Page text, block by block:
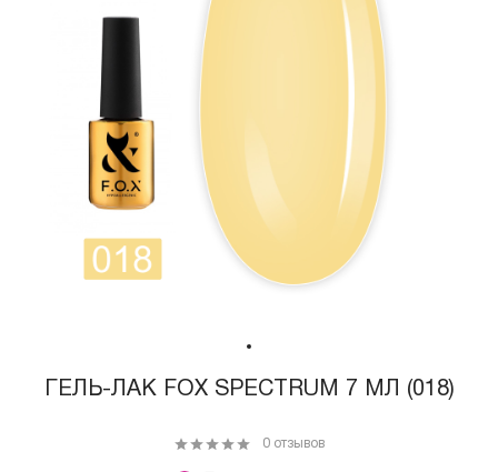
ГЕЛЬ-ЛАК FOX SPECTRUM 7 МЛ (018)
0 отзывов